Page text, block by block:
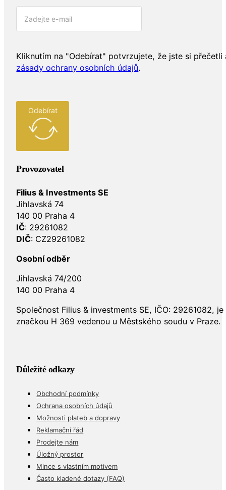
Kliknutím na "Odebírat" potvrzujete, že jste si přečetli
zásady ochrany osobních údajů.
Odebírat
Provozovatel
Filius & Investments SE
Jihlavská 74
140 00 Praha 4
IČ: 29261082
DIČ: CZ29261082
Osobní odběr
Jihlavská 74/200
140 00 Praha 4
Společnost Filius & investments SE, IČO: 29261082,
značkou H 369 vedenou u Městského soudu v Praze.
Důležité odkazy
Obchodní podmínky
Ochrana osobních údajů
Možnosti plateb a dopravy
Reklamační řád
Prodejte nám
Úložný prostor
Mince s vlastním motivem
Často kladené dotazy (FAQ)